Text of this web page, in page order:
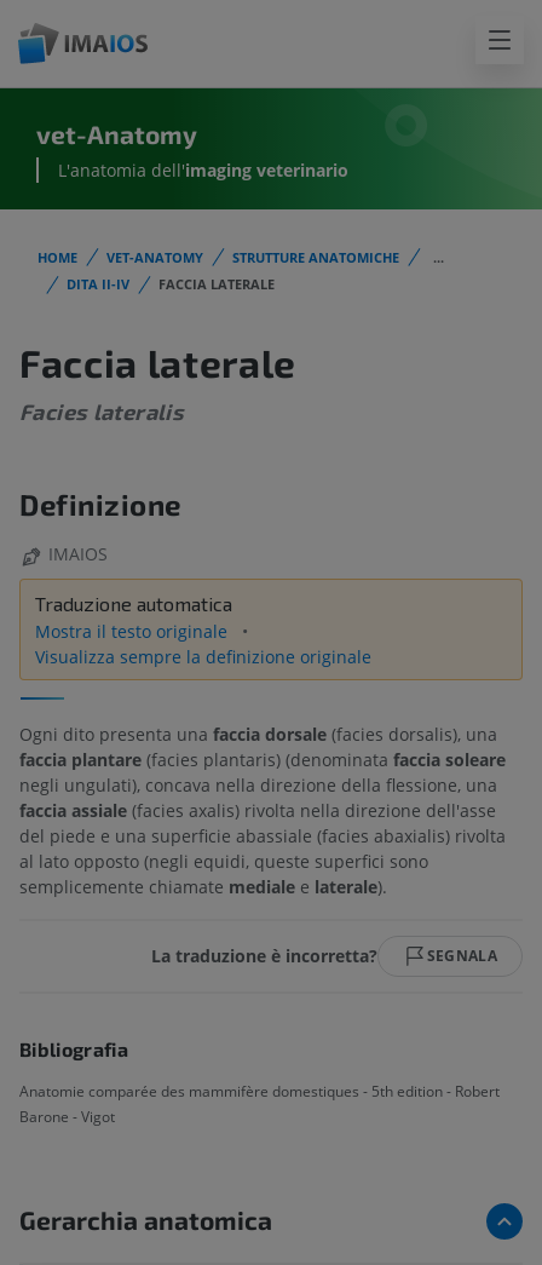
vet-Anatomy
L'anatomia dell'imaging veterinario
HOME VET-ANATOMY STRUTTURE ANATOMICHE
...
DITA II-IV
FACCIA LATERALE
Faccia laterale
Facies lateralis
Definizione
IMAIOS
Traduzione automatica
Mostra il testo originale
Visualizza sempre la definizione originale
Ogni dito presenta una faccia dorsale (facies dorsalis), una
faccia plantare (facies plantaris) (denominata faccia soleare
negli ungulati), concava nella direzione della flessione, una
faccia assiale (facies axalis) rivolta nella direzione dell'asse
del piede e una superficie abassiale (facies abaxialis) rivolta
al lato opposto (negli equidi, queste superfici sono
semplicemente chiamate mediale e laterale).
La traduzione è incorretta? SEGNALA
Bibliografia
Anatomie comparée des mammifère domestiques - 5th edition - Robert
Barone - Vigot
Gerarchia anatomica